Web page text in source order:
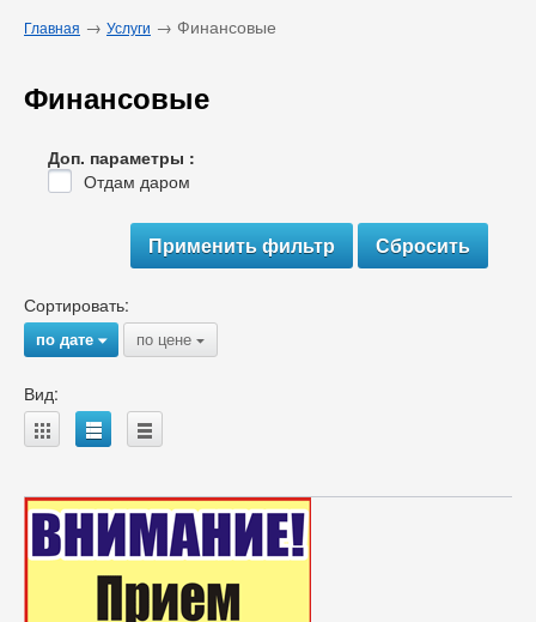
Главная → Услуги → Финансовые
Финансовые
Доп. параметры :
Отдам даром
Сортировать:
по дате{ по цене {
Вид:
A B C